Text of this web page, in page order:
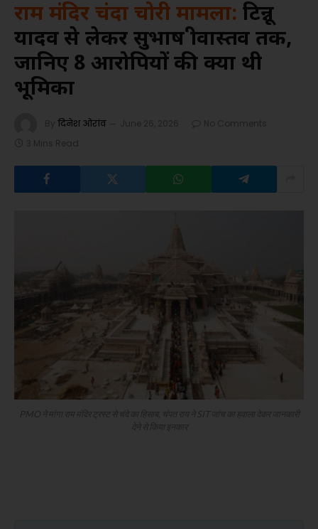
राम मंदिर चंदा चोरी मामला: टिन्नू
यादव से लेकर सुभाष श्रीवास्तव तक,
जानिए 8 आरोपियों की क्या थी
भूमिका
By दिनेश ओरांव June 26, 2026
No Comments
3 Mins Read
PMO ने मांगा राम मंदिर ट्रस्ट से चंदे का हिसाब, चंपत राय ने SIT जांच का हवाला देकर जानकारी